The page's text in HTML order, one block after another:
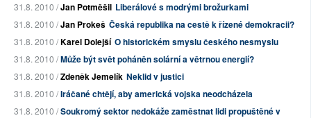
31.8. 2010 /Jan Potměšil Liberálové s modrými brožurkami
31.8. 2010 /Jan Prokeš Česká republika na cestě k řízené demokracii?
31.8. 2010 /Karel Dolejší O historickém smyslu českého nesmyslu
31.8. 2010 /Může být svět poháněn solární a větrnou energií?
31.8. 2010 /Zdeněk Jemelík Neklid v justici
31.8. 2010 /Iráčané chtějí, aby americká vojska neodcházela
31.8. 2010 /Soukromý sektor nedokáže zaměstnat lidi propuštěné v